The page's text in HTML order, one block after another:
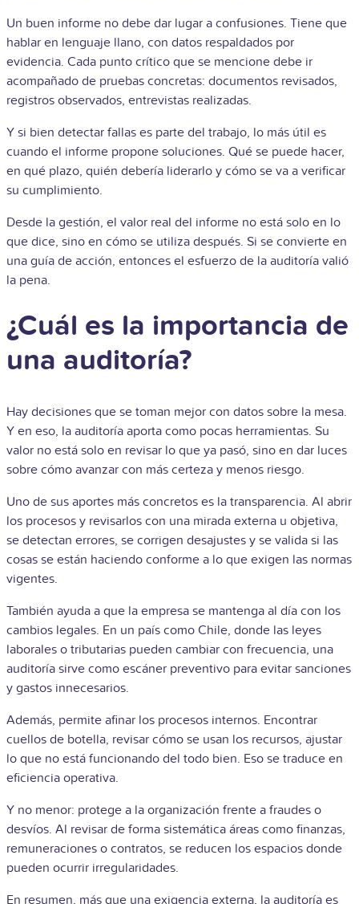
Un buen informe no debe dar lugar a confusiones. Tiene que
hablar en lenguaje llano, con datos respaldados por
evidencia. Cada punto crítico que se mencione debe ir
acompañado de pruebas concretas: documentos revisados,
registros observados, entrevistas realizadas.
Y si bien detectar fallas es parte del trabajo, lo más útil es
cuando el informe propone soluciones. Qué se puede hacer,
en qué plazo, quién debería liderarlo y cómo se va a verificar
su cumplimiento.
Desde la gestión, el valor real del informe no está solo en lo
que dice, sino en cómo se utiliza después. Si se convierte en
una guía de acción, entonces el esfuerzo de la auditoría valió
la pena.
¿Cuál es la importancia de
una auditoría?
Hay decisiones que se toman mejor con datos sobre la mesa.
Y en eso, la auditoría aporta como pocas herramientas. Su
valor no está solo en revisar lo que ya pasó, sino en dar luces
sobre cómo avanzar con más certeza y menos riesgo.
Uno de sus aportes más concretos es la transparencia. Al abrir
los procesos y revisarlos con una mirada externa u objetiva,
se detectan errores, se corrigen desajustes y se valida si las
cosas se están haciendo conforme a lo que exigen las normas
vigentes.
También ayuda a que la empresa se mantenga al día con los
cambios legales. En un país como Chile, donde las leyes
laborales o tributarias pueden cambiar con frecuencia, una
auditoría sirve como escáner preventivo para evitar sanciones
y gastos innecesarios.
Además, permite afinar los procesos internos. Encontrar
cuellos de botella, revisar cómo se usan los recursos, ajustar
lo que no está funcionando del todo bien. Eso se traduce en
eficiencia operativa.
Y no menor: protege a la organización frente a fraudes o
desvíos. Al revisar de forma sistemática áreas como finanzas,
remuneraciones o contratos, se reducen los espacios donde
pueden ocurrir irregularidades.
En resumen, más que una exigencia externa, la auditoría es